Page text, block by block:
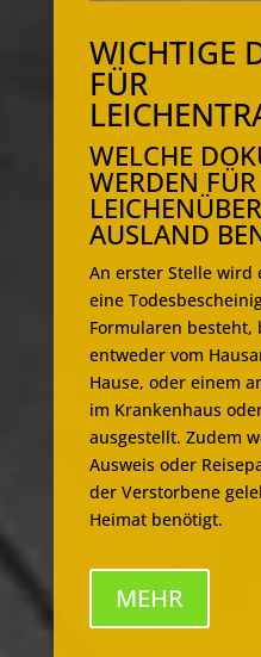
WICHTIGE
FÜR
WELCHE
WERDEN FÜR
AUSLAND
An erster Stelle wird
eine
Formularen besteht,
entweder vom
Hause, oder einem
im Krankenhaus
ausgestellt. Zudem
Ausweis oder
der Verstorbene
Heimat benötigt.
MEHR